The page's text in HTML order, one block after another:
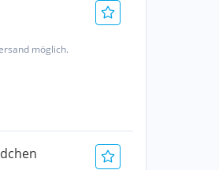
möglich.